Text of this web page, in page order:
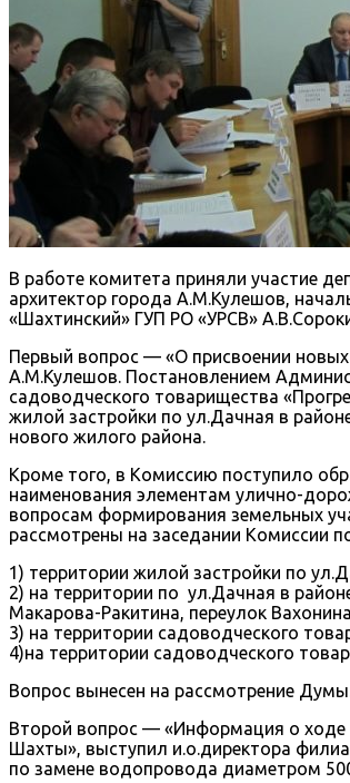
В работе комитета приняли участие
архитектор города А.М.Кулешов,
«Шахтинский» ГУП РО «УРСВ»
Первый вопрос — «О присвоении
А.М.Кулешов. Постановлением
садоводческого товарищества
жилой застройки по ул.Дачная в
нового жилого района.
Кроме того, в Комиссию поступило
наименования элементам улично-
вопросам формирования земельных
рассмотрены на заседании Комиссии
1) территории жилой застройки по
2) на территории по ул.Дачная в
Макарова-Ракитина, переулок
3) на территории садоводческого
4)на территории садоводческого
Вопрос вынесен на рассмотрение
Второй вопрос — «Информация о ходе
Шахты», выступил и.о.директора
по замене водопровода диаметром